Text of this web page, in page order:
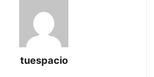
tuespacio